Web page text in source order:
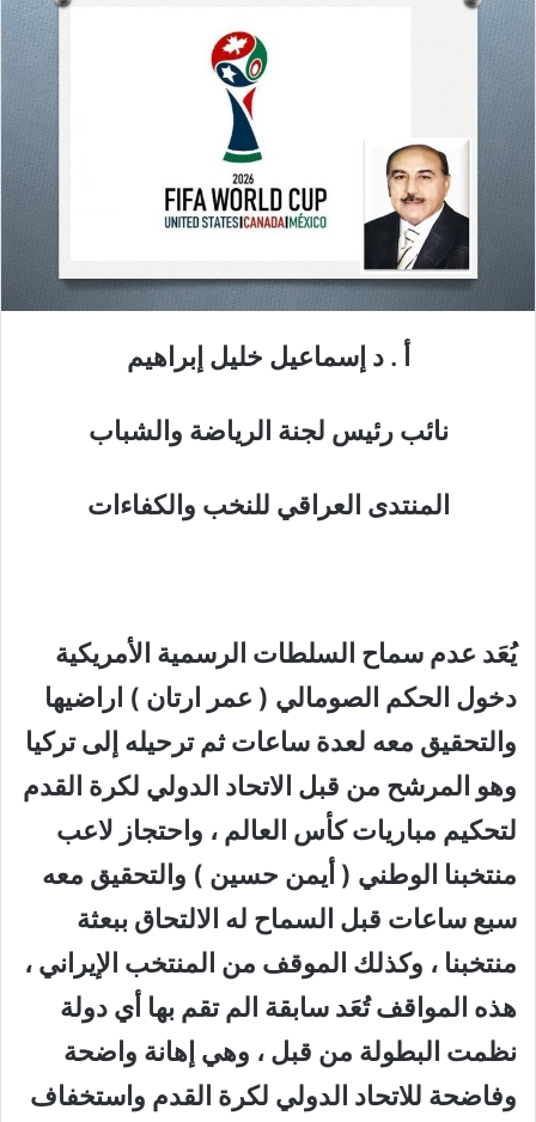
أ .د إسماعيل خليل إبراهيم
نائب رئيس لجنة الرياضة والشباب
المنتدى العراقي للنخب والكفاءات
يُعَد عدم سماح السلطات الرسمية الأمريكية
دخول الحكم الصومالي ( عمر ارتان ) اراضيها
والتحقيق معه لعدة ساعات ثم ترحيله إلى تركيا
وهو المرشح من قبل الاتحاد الدولي لكرة القدم
لتحكيم مباريات كأس العالم ، واحتجاز لاعب
منتخبنا الوطني ( أيمن حسين ) والتحقيق معه
سبع ساعات قبل السماح له الالتحاق ببعثة
منتخبنا ، وكذلك الموقف من المنتخب الإيراني ،
هذه المواقف تُعَد سابقة الم تقم بها أي دولة
نظمت البطولة من قبل ، وهي إهانة واضحة
وفاضحة للاتحاد الدولي لكرة القدم واستخفاف